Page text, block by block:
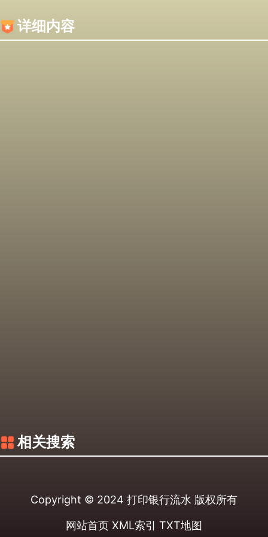
详细内容
相关搜索
Copyright © 2024 打印银行流水 版权所有
网站首页 XML索引 TXT地图